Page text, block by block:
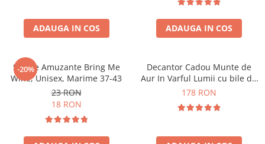
ADAUGA IN COS ADAUGA IN COS
-20%
Sosete Amuzante Bring Me
Wine, Unisex, Marime 37-43
23 RON
18 RON
Decantor Cadou Munte de
Aur In Varful Lumii cu bile de
curatare
178 RON